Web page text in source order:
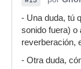
- Una duda, tú
sonido fuera) o
reverberación,
- Otra duda,